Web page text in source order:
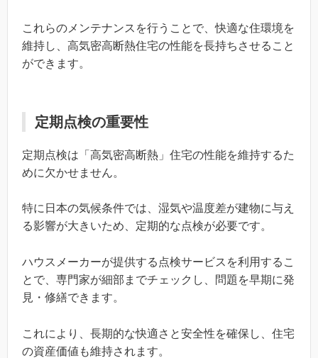
これらのメンテナンスを行うことで、快適な住環境を
維持し、高気密高断熱住宅の性能を長持ちさせること
ができます。
定期点検の重要性
定期点検は「高気密高断熱」住宅の性能を維持するた
めに欠かせません。
特に日本の気候条件では、湿気や温度差が建物に与え
る影響が大きいため、定期的な点検が必要です。
ハウスメーカーが提供する点検サービスを利用するこ
とで、専門家が細部までチェックし、問題を早期に発
見・修繕できます。
これにより、長期的な快適さと安全性を確保し、住宅
の資産価値も維持されます。